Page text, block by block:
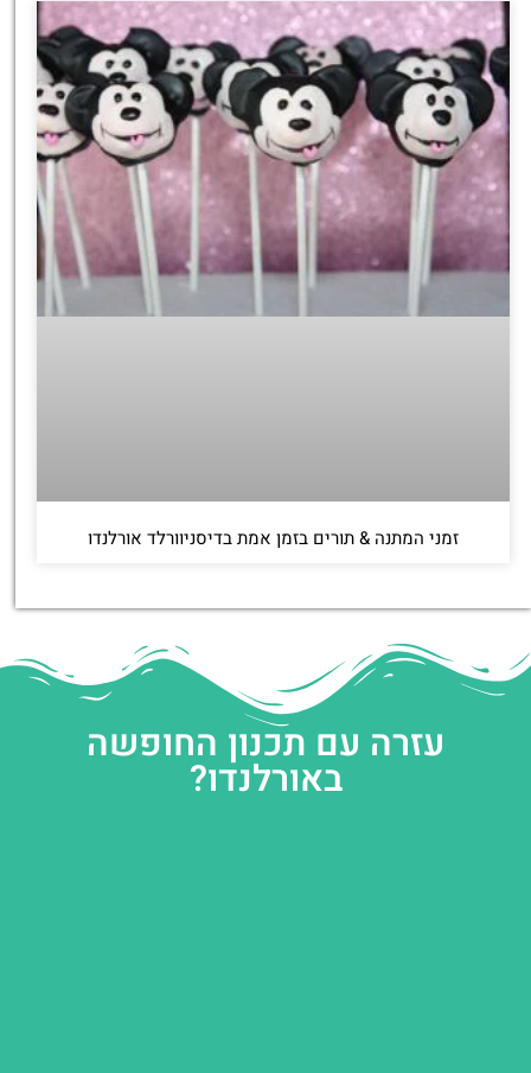
זמני המתנה & תורים בזמן אמת בדיסניוורלד אורלנדו
עזרה עם תכנון החופשה
באורלנדו?